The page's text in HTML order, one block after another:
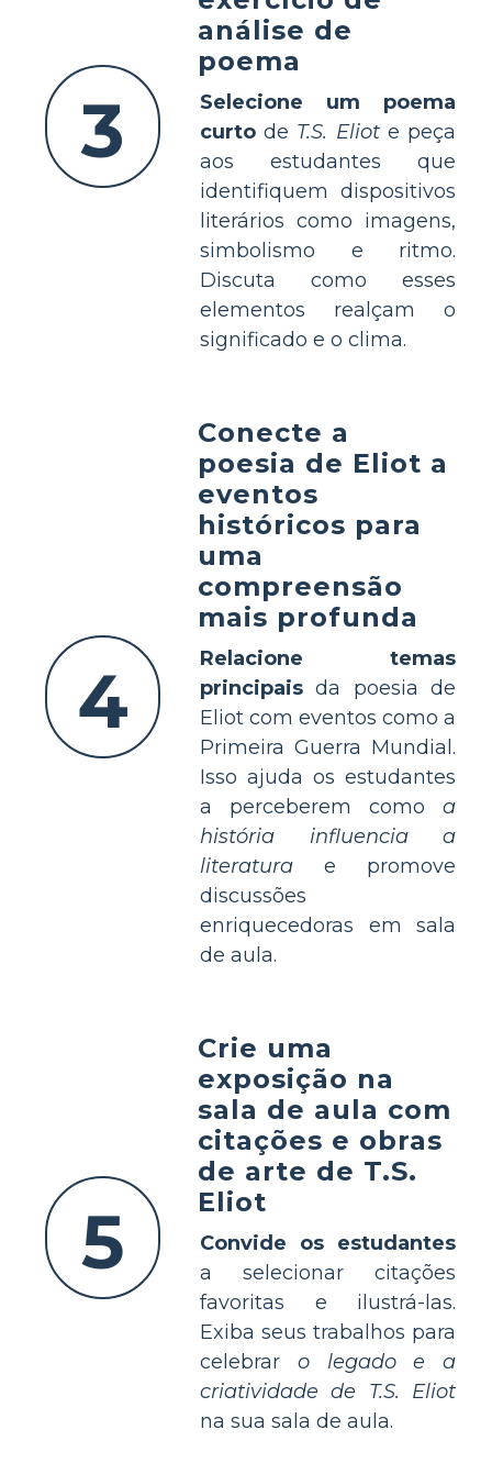
3
análise de
poema
Selecione um poema
curto de T.S. Eliote peça
aos estudantes que
identifiquem dispositivos
literários como imagens,
simbolismo e ritmo.
Discuta como esses
elementos realçam o
significado e o clima.
4
Conecte a
poesia de Eliot a
eventos
históricos para
uma
compreensão
mais profunda
Relacione temas
principais da poesia de
Eliot com eventos como a
Primeira Guerra Mundial.
Isso ajuda os estudantes
a perceberem como a
história influencia a
literatura e promove
discussões
enriquecedoras em sala
de aula.
5
Crie uma
exposição na
sala de aula com
citações e obras
de arte de T.S.
Eliot
Convide os estudantes
a selecionar citações
favoritas e ilustrá-las.
Exiba seus trabalhos para
celebrar o legado e a
criatividade de T.S. Eliot
na sua sala de aula.